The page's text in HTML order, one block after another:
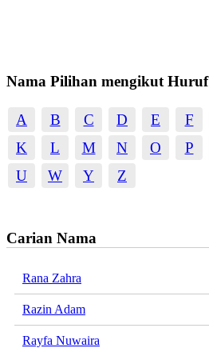
Nama Pilihan mengikut Huruf
A B C D E F
K
L M N O P
U
W Y Z
Carian Nama
Rana Zahra
Razin Adam
Rayfa Nuwaira